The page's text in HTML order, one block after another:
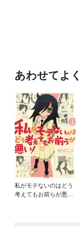
あわせてよ
私がモテないのはどう
考えてもお前らが悪